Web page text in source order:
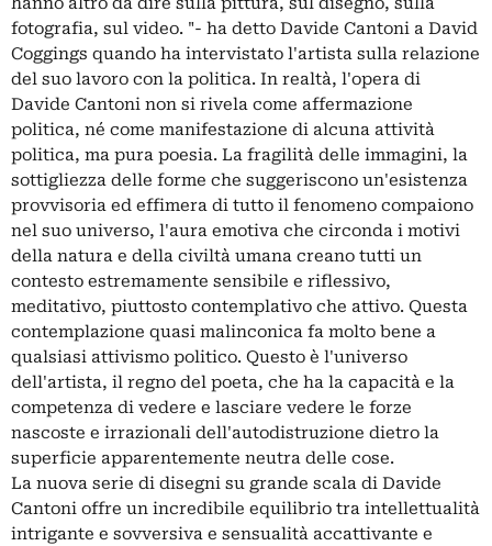
fotografia, sul video. "- ha detto Davide Cantoni a David
Coggings quando ha intervistato l'artista sulla relazione
del suo lavoro con la politica. In realtà, l'opera di
Davide Cantoni non si rivela come affermazione
politica, né come manifestazione di alcuna attività
politica, ma pura poesia. La fragilità delle immagini, la
sottigliezza delle forme che suggeriscono un'esistenza
provvisoria ed effimera di tutto il fenomeno compaiono
nel suo universo, l'aura emotiva che circonda i motivi
della natura e della civiltà umana creano tutti un
contesto estremamente sensibile e riflessivo,
meditativo, piuttosto contemplativo che attivo. Questa
contemplazione quasi malinconica fa molto bene a
qualsiasi attivismo politico. Questo è l'universo
dell'artista, il regno del poeta, che ha la capacità e la
competenza di vedere e lasciare vedere le forze
nascoste e irrazionali dell'autodistruzione dietro la
superficie apparentemente neutra delle cose.
La nuova serie di disegni su grande scala di Davide
Cantoni offre un incredibile equilibrio tra intellettualità
intrigante e sovversiva e sensualità accattivante e